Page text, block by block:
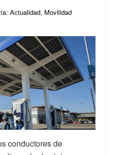
Actualidad, Movilidad
conductores de